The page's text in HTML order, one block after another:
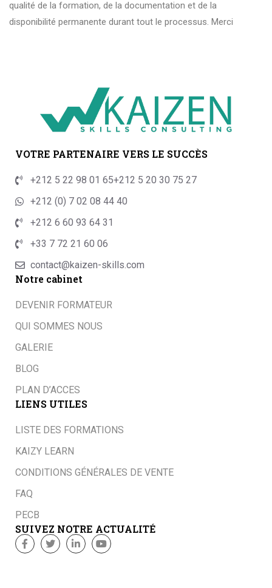
qualité de la formation, de la documentation et de la
disponibilité permanente durant tout le processus. Merci
VOTRE PARTENAIRE VERS LE SUCCÈS
+212 5 22 98 01 65+212 5 20 30 75 27
+212 (0) 7 02 08 44 40
+212 6 60 93 64 31
+33 7 72 21 60 06
contact@kaizen-skills.com
Notre cabinet
DEVENIR FORMATEUR
QUI SOMMES NOUS
GALERIE
BLOG
PLAN D’ACCES
LIENS UTILES
LISTE DES FORMATIONS
KAIZY LEARN
CONDITIONS GÉNÉRALES DE VENTE
FAQ
PECB
SUIVEZ NOTRE ACTUALITÉ